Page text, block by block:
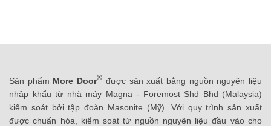
Sản phẩm More Door® được sản xuất bằng nguồn nguyên liệu
nhập khẩu từ nhà máy Magna - Foremost Shd Bhd (Malaysia)
kiểm soát bởi tập đoàn Masonite (Mỹ). Với quy trình sản xuất
được chuẩn hóa, kiểm soát từ nguồn nguyên liệu đầu vào cho